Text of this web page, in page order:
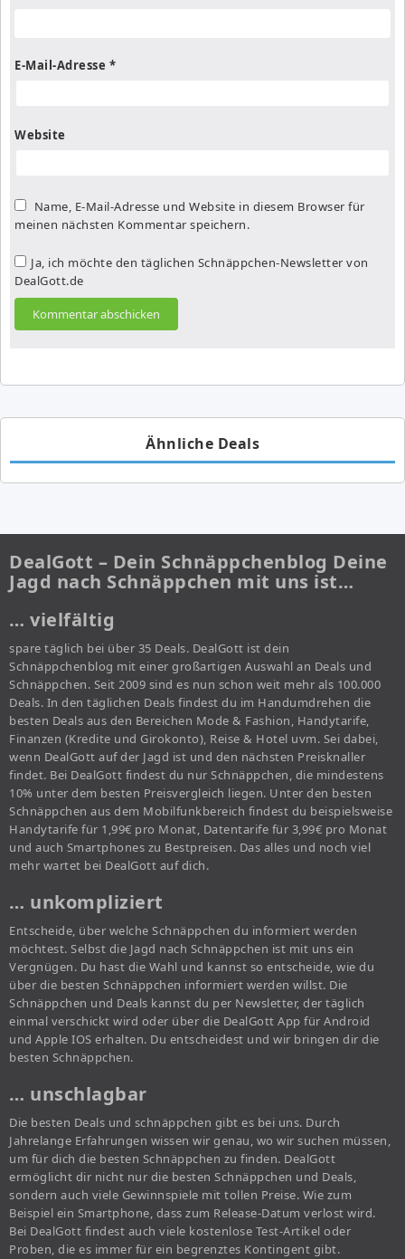
E-Mail-Adresse *
Website
Name, E-Mail-Adresse und Website in diesem Browser für
meinen nächsten Kommentar speichern.
Ja, ich möchte den täglichen Schnäppchen-Newsletter von
DealGott.de
Ähnliche Deals
DealGott – Dein Schnäppchenblog Deine
Jagd nach Schnäppchen mit uns ist…
… vielfältig
spare täglich bei über 35 Deals. DealGott ist dein
Schnäppchenblog mit einer großartigen Auswahl an Deals und
Schnäppchen. Seit 2009 sind es nun schon weit mehr als 100.000
Deals. In den täglichen Deals findest du im Handumdrehen die
besten Deals aus den Bereichen Mode & Fashion, Handytarife,
Finanzen (Kredite und Girokonto), Reise & Hotel uvm. Sei dabei,
wenn DealGott auf der Jagd ist und den nächsten Preisknaller
findet. Bei DealGott findest du nur Schnäppchen, die mindestens
10% unter dem besten Preisvergleich liegen. Unter den besten
Schnäppchen aus dem Mobilfunkbereich findest du beispielsweise
Handytarife für 1,99€ pro Monat, Datentarife für 3,99€ pro Monat
und auch Smartphones zu Bestpreisen. Das alles und noch viel
mehr wartet bei DealGott auf dich.
… unkompliziert
Entscheide, über welche Schnäppchen du informiert werden
möchtest. Selbst die Jagd nach Schnäppchen ist mit uns ein
Vergnügen. Du hast die Wahl und kannst so entscheide, wie du
über die besten Schnäppchen informiert werden willst. Die
Schnäppchen und Deals kannst du per Newsletter, der täglich
einmal verschickt wird oder über die DealGott App für Android
und Apple IOS erhalten. Du entscheidest und wir bringen dir die
besten Schnäppchen.
… unschlagbar
Die besten Deals und schnäppchen gibt es bei uns. Durch
Jahrelange Erfahrungen wissen wir genau, wo wir suchen müssen,
um für dich die besten Schnäppchen zu finden. DealGott
ermöglicht dir nicht nur die besten Schnäppchen und Deals,
sondern auch viele Gewinnspiele mit tollen Preise. Wie zum
Beispiel ein Smartphone, dass zum Release-Datum verlost wird.
Bei DealGott findest auch viele kostenlose Test-Artikel oder
Proben, die es immer für ein begrenztes Kontingent gibt.